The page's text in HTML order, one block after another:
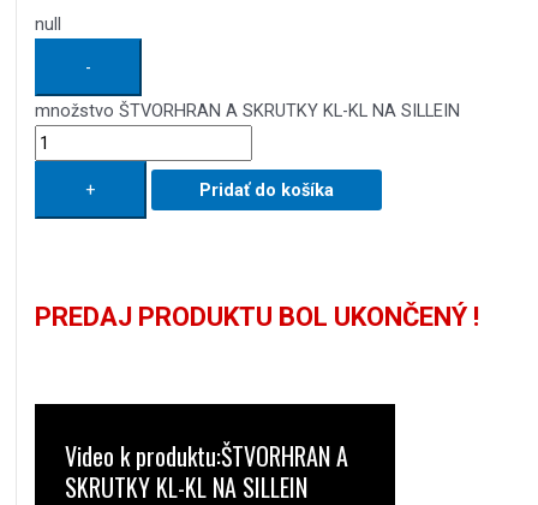
null
-
množstvo ŠTVORHRAN A SKRUTKY KL-KL NA SILLEIN
+ Pridať do košíka
PREDAJ PRODUKTU BOL UKONČENÝ !
Video k produktu:ŠTVORHRAN A
SKRUTKY KL-KL NA SILLEIN